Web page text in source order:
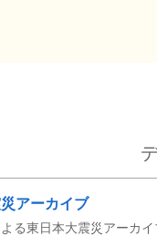
アーカイブ
る東日本大震災アーカ